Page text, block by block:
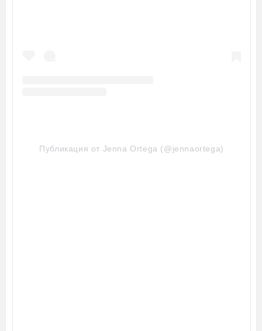
Публикация от Jenna Ortega (@jennaortega)